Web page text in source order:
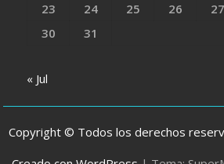
23
24 25 26 27
30
31
« Jul
Copyright © Todos los derechos